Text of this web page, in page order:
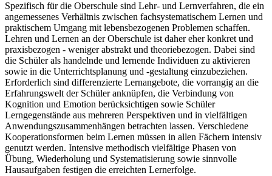
Spezifisch für die Oberschule sind Lehr- und Lernverfahren, die ein
angemessenes Verhältnis zwischen fachsystematischem Lernen und
praktischem Umgang mit lebensbezogenen Problemen schaffen.
Lehren und Lernen an der Oberschule ist daher eher konkret und
praxisbezogen - weniger abstrakt und theoriebezogen. Dabei sind
die Schüler als handelnde und lernende Individuen zu aktivieren
sowie in die Unterrichtsplanung und -gestaltung einzubeziehen.
Erforderlich sind differenzierte Lernangebote, die vorrangig an die
Erfahrungswelt der Schüler anknüpfen, die Verbindung von
Kognition und Emotion berücksichtigen sowie Schüler
Lerngegenstände aus mehreren Perspektiven und in vielfältigen
Anwendungszusammenhängen betrachten lassen. Verschiedene
Kooperationsformen beim Lernen müssen in allen Fächern intensiv
genutzt werden. Intensive methodisch vielfältige Phasen von
Übung, Wiederholung und Systematisierung sowie sinnvolle
Hausaufgaben festigen die erreichten Lernerfolge.